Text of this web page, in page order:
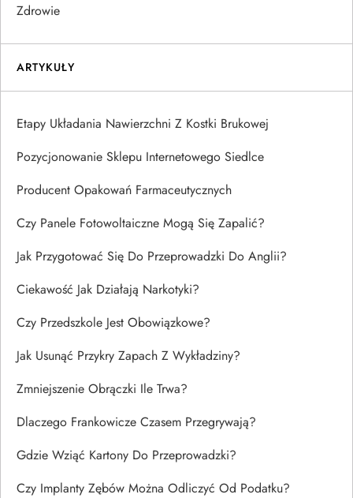
Zdrowie
ARTYKUŁY
Etapy Układania Nawierzchni Z Kostki Brukowej
Pozycjonowanie Sklepu Internetowego Siedlce
Producent Opakowań Farmaceutycznych
Czy Panele Fotowoltaiczne Mogą Się Zapalić?
Jak Przygotować Się Do Przeprowadzki Do Anglii?
Ciekawość Jak Działają Narkotyki?
Czy Przedszkole Jest Obowiązkowe?
Jak Usunąć Przykry Zapach Z Wykładziny?
Zmniejszenie Obrączki Ile Trwa?
Dlaczego Frankowicze Czasem Przegrywają?
Gdzie Wziąć Kartony Do Przeprowadzki?
Czy Implanty Zębów Można Odliczyć Od Podatku?